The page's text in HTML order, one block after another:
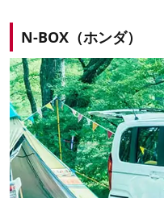
N-BOX（ホンダ）